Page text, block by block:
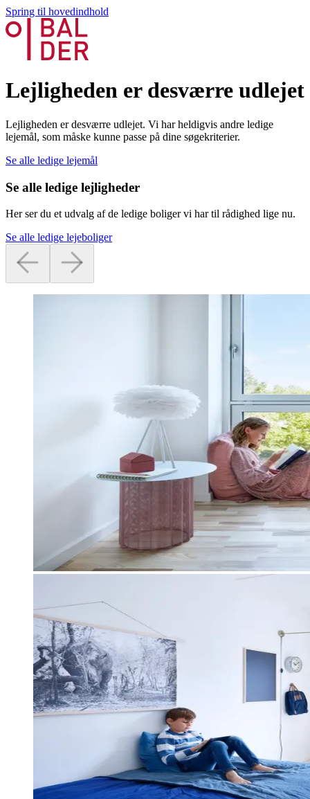
Spring til hovedindhold
Lejligheden er desværre udlejet
Lejligheden er desværre udlejet. Vi har heldigvis andre ledige
lejemål, som måske kunne passe på dine søgekriterier.
Se alle ledige lejemål
Se alle ledige lejligheder
Her ser du et udvalg af de ledige boliger vi har til rådighed lige nu.
Se alle ledige lejeboliger